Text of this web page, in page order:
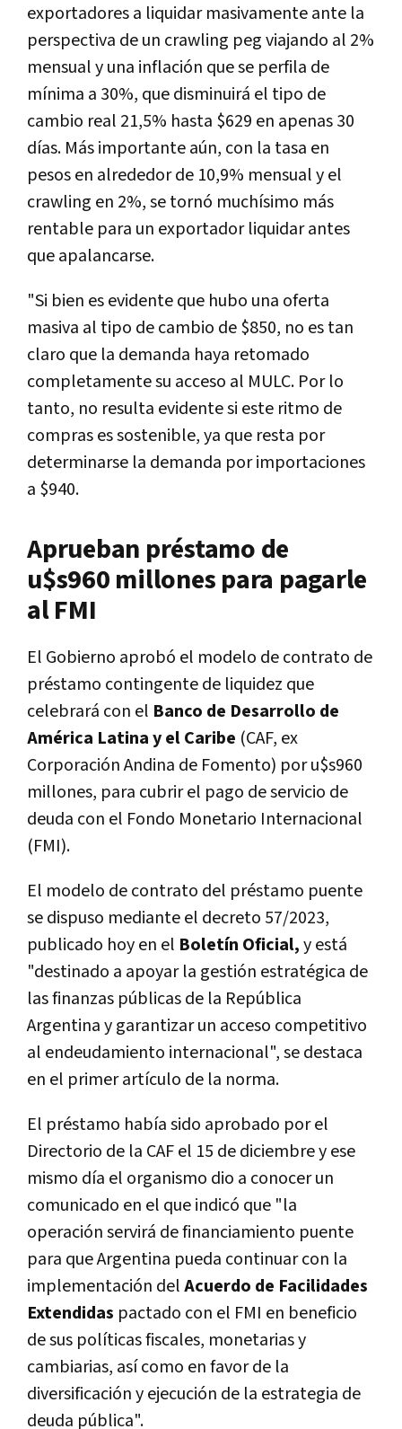
exportadores a liquidar masivamente ante la
perspectiva de un crawling peg viajando al 2%
mensual y una inflación que se perfila de
mínima a 30%, que disminuirá el tipo de
cambio real 21,5% hasta $629 en apenas 30
días. Más importante aún, con la tasa en
pesos en alrededor de 10,9% mensual y el
crawling en 2%, se tornó muchísimo más
rentable para un exportador liquidar antes
que apalancarse.
"Si bien es evidente que hubo una oferta
masiva al tipo de cambio de $850, no es tan
claro que la demanda haya retomado
completamente su acceso al MULC. Por lo
tanto, no resulta evidente si este ritmo de
compras es sostenible, ya que resta por
determinarse la demanda por importaciones
a $940.
Aprueban préstamo de
u$s960 millones para pagarle
al FMI
El Gobierno aprobó el modelo de contrato de
préstamo contingente de liquidez que
celebrará con el Banco de Desarrollo de
América Latina y el Caribe (CAF, ex
Corporación Andina de Fomento) por u$s960
millones, para cubrir el pago de servicio de
deuda con el Fondo Monetario Internacional
(FMI).
El modelo de contrato del préstamo puente
se dispuso mediante el decreto 57/2023,
publicado hoy en el Boletín Oficial,y está
"destinado a apoyar la gestión estratégica de
las finanzas públicas de la República
Argentina y garantizar un acceso competitivo
al endeudamiento internacional", se destaca
en el primer artículo de la norma.
El préstamo había sido aprobado por el
Directorio de la CAF el 15 de diciembre y ese
mismo día el organismo dio a conocer un
comunicado en el que indicó que "la
operación servirá de financiamiento puente
para que Argentina pueda continuar con la
implementación delAcuerdo de Facilidades
Extendidas pactado con el FMI en beneficio
de sus políticas fiscales, monetarias y
cambiarias, así como en favor de la
diversificación y ejecución de la estrategia de
deuda pública".